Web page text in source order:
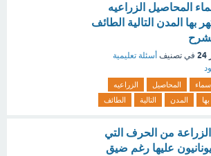
المحاصيل الزراعيه
بها المدن التالية الطائف
في تصنيف أسئلة تعليمية
المحاصيل
الزراعيه
بها المدن التالية الطائف
من الحرف التي
عليها رغم ضيق